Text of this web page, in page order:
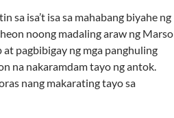
sa isa’t isa sa mahabang biyahe ng
noong madaling araw ng Marso
pagbibigay ng mga panghuling
na nakaramdam tayo ng antok.
nang makarating tayo sa